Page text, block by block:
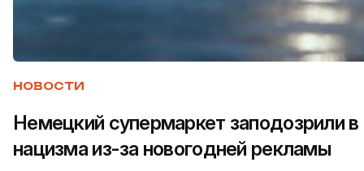
НОВОСТИ
Немецкий супермаркет заподозрили в
нацизма из-за новогодней рекламы